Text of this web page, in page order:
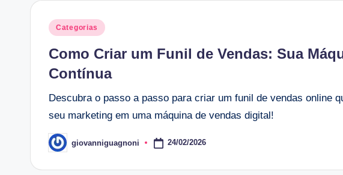
Posted
Categorias
Como Criar um Funil de Vendas: Sua
Contínua
Descubra o passo a passo para criar um funil de vendas online
seu marketing em uma máquina de vendas digital!
Posted
by
giovanniguagnoni 24/02/2026